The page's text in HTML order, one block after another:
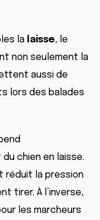
la laisse, le
non seulement la
aussi de
lors des balades
chien en laisse.
la pression
tirer. À l’inverse,
les marcheurs